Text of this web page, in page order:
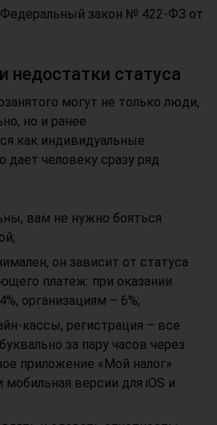
закон № 422-ФЗ от
недостатки статуса
могут не только люди,
но и ранее
как индивидуальные
дает человеку сразу ряд
вам не нужно бояться
он зависит от статуса
платеж: при оказании
организациям – 6%;
кассы, регистрация – все
за пару часов через
приложение «Мой налог»
мобильная версии для iOS и